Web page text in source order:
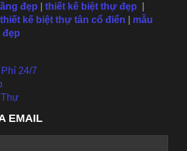
đẹp
thiết kế biệt thự đẹp
thiết kế biệt thự tân cổ điển
mẫu
đẹp
24/7
Thự
EMAIL